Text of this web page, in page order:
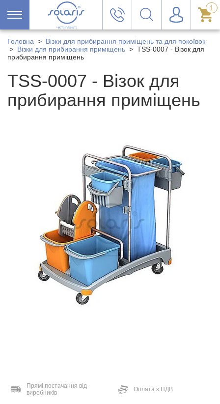
1
Головна > Візки для прибирання приміщень та для покоївок
> Візки для прибирання приміщень > TSS-0007 - Візок для
прибирання приміщень
TSS-0007 - Візок для
прибирання приміщень
Прямі постачання від
виробників
Оплата з ПДВ